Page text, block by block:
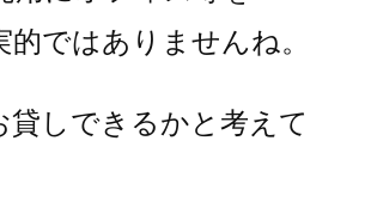
ではありませんね。
しできるかと考えて